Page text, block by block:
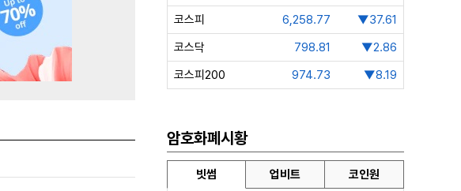
코스피
6,258.77
▼37.61
코스닥
798.81
▼2.86
코스피200
974.73 ▼8.19
암호화폐시황
빗썸 업비트 코인원